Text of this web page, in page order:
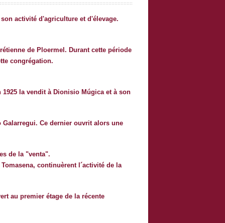
activité d'agriculture et d'élevage.
de Ploermel. Durant cette période
congrégation.
la vendit à Dionisio Múgica et à son
Galarregui. Ce dernier ouvrit alors une
de la "venta".
continuèrent l´activité de la
au premier étage de la récente